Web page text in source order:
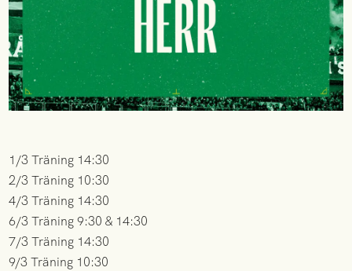
1/3 Träning 14:30
2/3 Träning 10:30
4/3 Träning 14:30
6/3 Träning 9:30 & 14:30
7/3 Träning 14:30
9/3 Träning 10:30